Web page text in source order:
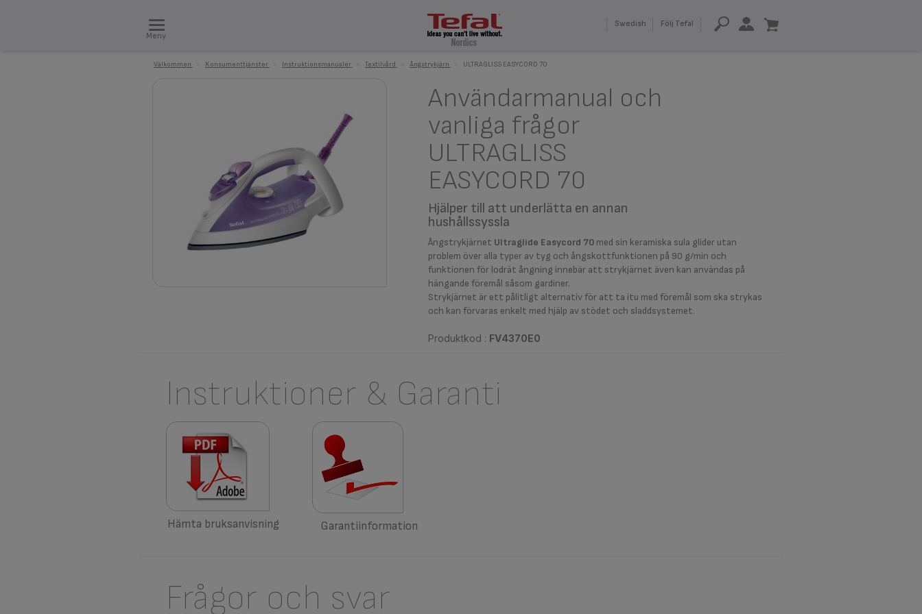
Meny
Swedish Följ Tefal
Välkommen Konsumenttjänster Instruktionsmanualer Textilvård Ångstrykjärn ULTRAGLISS EASYCORD 70
Användarmanual och
vanliga frågor
ULTRAGLISS
EASYCORD 70
Hjälper till att underlätta en annan
hushållssyssla
Ångstrykjärnet Ultraglide Easycord 70med sin keramiska sula glider utan
problem över alla typer av tyg och ångskottfunktionen på 90 g/min och
funktionen för lodrät ångning innebär att strykjärnet även kan användas på
hängande föremål såsom gardiner.
Strykjärnet är ett pålitligt alternativ för att ta itu med föremål som ska strykas
och kan förvaras enkelt med hjälp av stödet och sladdsystemet.
Produktkod : FV4370E0
Instruktioner & Garanti
Hämta bruksanvisning Garantiinformation
Frågor och svar